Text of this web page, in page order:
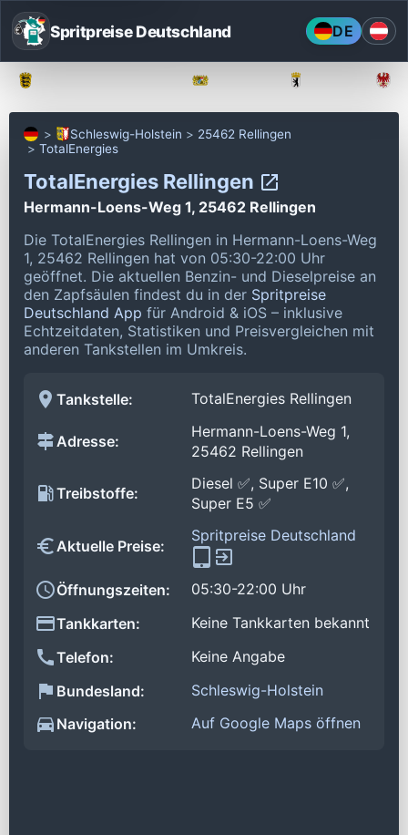
Spritpreise Deutschland DE
Schleswig-Holstein
25462 Rellingen
TotalEnergies
TotalEnergies Rellingen
Hermann-Loens-Weg 1, 25462 Rellingen
Die TotalEnergies Rellingen in Hermann-Loens-Weg
1, 25462 Rellingen hat von 05:30-22:00 Uhr
geöffnet. Die aktuellen Benzin- und Dieselpreise an
den Zapfsäulen findest du in der Spritpreise
Deutschland App für Android & iOS – inklusive
Echtzeitdaten, Statistiken und Preisvergleichen mit
anderen Tankstellen im Umkreis.
Tankstelle: TotalEnergies Rellingen
Adresse:
Hermann-Loens-Weg 1,
25462 Rellingen
Treibstoffe:
Diesel ✅, Super E10 ✅,
Super E5 ✅
Aktuelle Preise:
Spritpreise Deutschland
Öffnungszeiten:
05:30-22:00 Uhr
Tankkarten:
Keine Tankkarten bekannt
Telefon:
Keine Angabe
Bundesland:
Schleswig-Holstein
Navigation:
Auf Google Maps öffnen